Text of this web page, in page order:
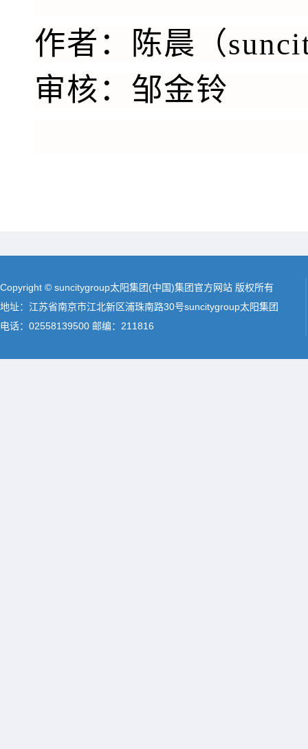
作者：陈晨（
审核：邹金铃
Copyright © suncitygroup太阳集团(中国)集团官方网站 版权所有
地址：江苏省南京市江北新区浦珠南路30号suncitygroup太阳集团
电话：02558139500 邮编：211816